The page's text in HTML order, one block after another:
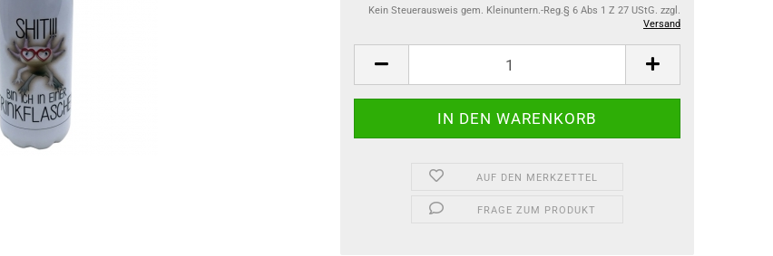
Kein Steuerausweis gem. Kleinuntern.-Reg.§ 6 Abs 1 Z 27 UStG. zzgl.
Versand
AUF DEN MERKZETTEL
FRAGE ZUM PRODUKT